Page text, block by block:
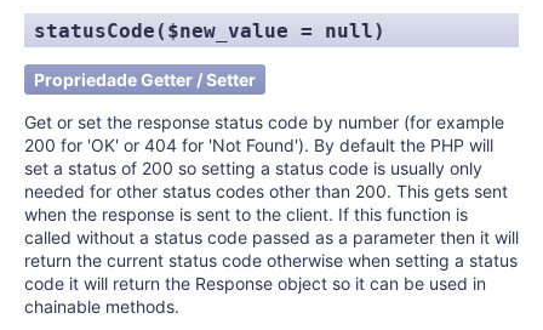
statusCode($new_value = null)
Propriedade Getter / Setter
Get or set the response status code by number (for example
200 for 'OK' or 404 for 'Not Found'). By default the PHP will
set a status of 200 so setting a status code is usually only
needed for other status codes other than 200. This gets sent
when the response is sent to the client. If this function is
called without a status code passed as a parameter then it will
return the current status code otherwise when setting a status
code it will return the Response object so it can be used in
chainable methods.